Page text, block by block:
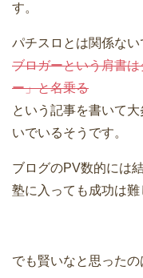
す。
パチスロとは関係な
ブロガーという肩書
ー」と名乗る
という記事を書いて
いでいるそうです。
ブログのPV数的には
塾に入っても成功は難
でも賢いなと思ったの